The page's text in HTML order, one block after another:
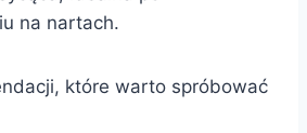
na nartach.
które warto spróbować